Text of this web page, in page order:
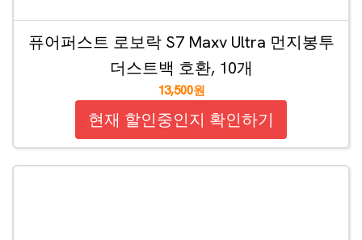
퓨어퍼스트 로보락 S7 Maxv Ultra 먼지봉투
더스트백 호환, 10개
13,500원
현재 할인중인지 확인하기